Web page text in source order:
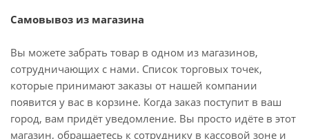
Самовывоз из магазина
Вы можете забрать товар в одном из магазинов,
сотрудничающих с нами. Список торговых точек,
которые принимают заказы от нашей компании
появится у вас в корзине. Когда заказ поступит в ваш
город, вам придёт уведомление. Вы просто идёте в этот
магазин, обращаетесь к сотруднику в кассовой зоне и